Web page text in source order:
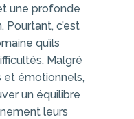
une profonde
Pourtant, c’est
qu’ils
Malgré
et émotionnels,
un équilibre
leurs